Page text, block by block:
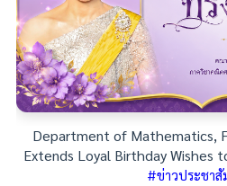
Department of Mathematics,
Extends Loyal Birthday Wishes
on 3 June
#ข่าวประชา